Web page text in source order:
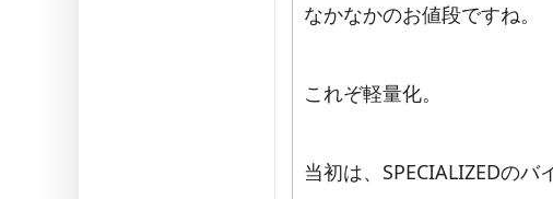
なかなかのお値段ですね。
これぞ軽量化。
当初は、SPECIALIZEDのバ